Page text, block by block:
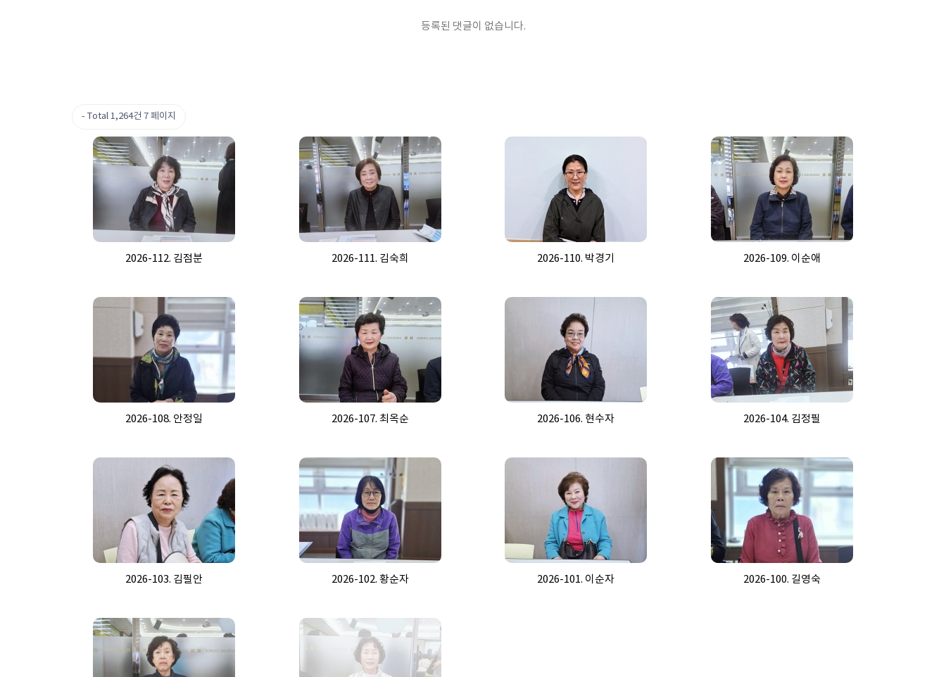
등록된 댓글이 없습니다.
Total 1,264건 7 페이지
2026-112. 김점분 2026-111. 김숙희 2026-110. 박경기 2026-109. 이순애
2026-108. 안정일 2026-107. 최옥순 2026-106. 현수자 2026-104. 김정필
2026-103. 김필안 2026-102. 황순자 2026-101. 이순자 2026-100. 길영숙